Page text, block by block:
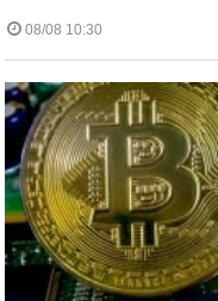
08/08 10:30